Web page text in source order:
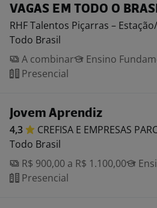
VAGAS EM TODO O
RHF Talentos Piçarras –
Todo Brasil
A combinar
Ensino
Presencial
Jovem Aprendiz
4,3 CREFISA E EMPRESAS
Todo Brasil
R$ 900,00 a R$ 1.100,00
Presencial